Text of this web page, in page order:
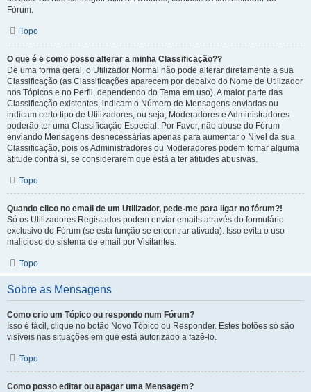
Fórum.
Topo
O que é e como posso alterar a minha Classificação??
De uma forma geral, o Utilizador Normal não pode alterar diretamente a sua
Classificação (as Classificações aparecem por debaixo do Nome de Utilizador
nos Tópicos e no Perfil, dependendo do Tema em uso). A maior parte das
Classificação existentes, indicam o Número de Mensagens enviadas ou
indicam certo tipo de Utilizadores, ou seja, Moderadores e Administradores
poderão ter uma Classificação Especial. Por Favor, não abuse do Fórum
enviando Mensagens desnecessárias apenas para aumentar o Nível da sua
Classificação, pois os Administradores ou Moderadores podem tomar alguma
atitude contra si, se considerarem que está a ter atitudes abusivas.
Topo
Quando clico no email de um Utilizador, pede-me para ligar no fórum?!
Só os Utilizadores Registados podem enviar emails através do formulário
exclusivo do Fórum (se esta função se encontrar ativada). Isso evita o uso
malicioso do sistema de email por Visitantes.
Topo
Sobre as Mensagens
Como crio um Tópico ou respondo num Fórum?
Isso é fácil, clique no botão Novo Tópico ou Responder. Estes botões só são
visíveis nas situações em que está autorizado a fazê-lo.
Topo
Como posso editar ou apagar uma Mensagem?